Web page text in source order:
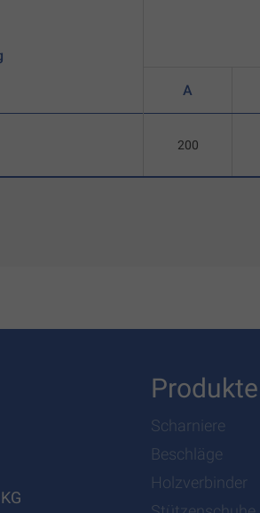
A
200
Produkte
Scharniere
Beschläge
Holzverbinder